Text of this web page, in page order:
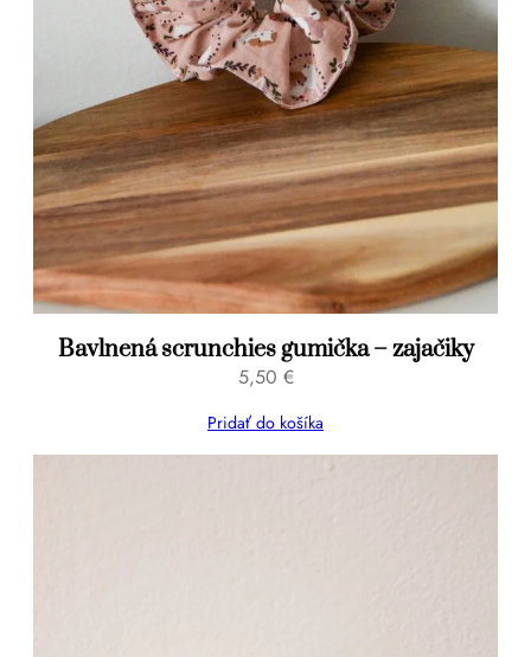
Bavlnená scrunchies gumička – zajačiky
5,50 €
Pridať do košíka